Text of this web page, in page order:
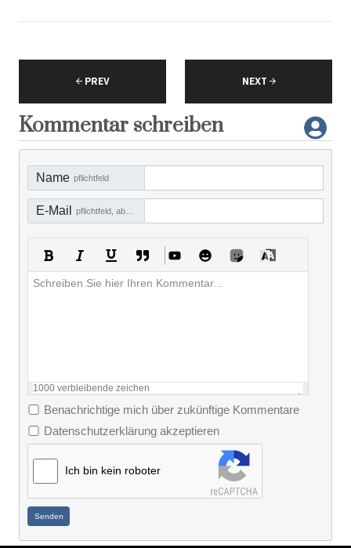
PREV NEXT
Kommentar schreiben
Name pflichtfeld
E-Mail
1000 verbleibende zeichen
Benachrichtige mich über zukünftige Kommentare
Datenschutzerklärung akzeptieren
Ich bin kein roboter
Senden